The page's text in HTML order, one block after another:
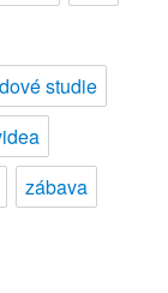
studie
zábava